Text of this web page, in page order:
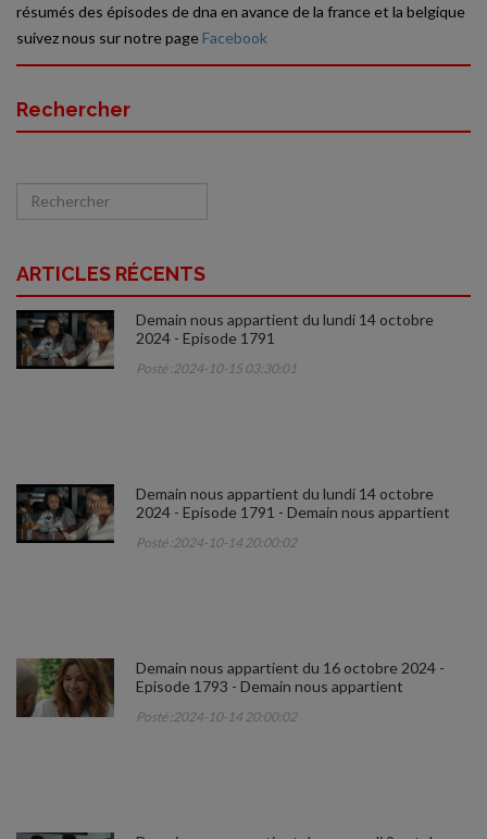
résumés des épisodes de dna en avance de la france et la belgique
suivez nous sur notre page Facebook
Rechercher
ARTICLES RÉCENTS
Demain nous appartient du lundi 14 octobre
2024 - Episode 1791
Posté :2024-10-15 03:30:01
Demain nous appartient du lundi 14 octobre
2024 - Episode 1791 - Demain nous appartient
Posté :2024-10-14 20:00:02
Demain nous appartient du 16 octobre 2024 -
Episode 1793 - Demain nous appartient
Posté :2024-10-14 20:00:02